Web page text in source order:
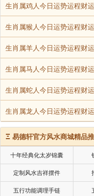
现代的生活习惯和
很多负面影响形成“四
脑病、熬夜病。肝脏
血。
子时(23：00—1：
的开始，并不是0点开
胆经开了，如若不睡
代谢力、免疫力纷纷
种精神疾病，比如抑
症等。胆经渐旺人如
成石，久之即得胆结
生肖属鸡人今日运势运程财
生肖属猴人今日运势运程财
生肖属羊人今日运势运程财
生肖属马人今日运势运程财
生肖属蛇人今日运势运程财
生肖属龙人今日运势运程财
Ξ 易德轩官方风水商城精品
十年经典化太岁锦囊
定制风水吉祥摆件
五行功能调理手链